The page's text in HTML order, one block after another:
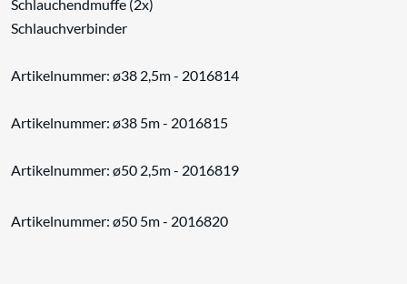
Schlauchendmuffe (2x)
Schlauchverbinder
Artikelnummer: ø38 2,5m - 2016814
Artikelnummer: ø38 5m - 2016815
Artikelnummer: ø50 2,5m - 2016819
Artikelnummer: ø50 5m - 2016820